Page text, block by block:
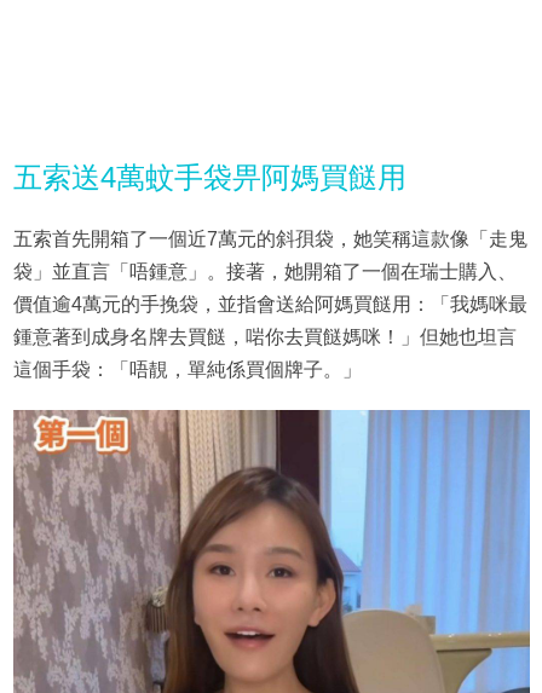
五索送4萬蚊手袋畀阿媽買餸用
五索首先開箱了一個近7萬元的斜孭袋，她笑稱這款像「走鬼
袋」並直言「唔鍾意」。接著，她開箱了一個在瑞士購入、
價值逾4萬元的手挽袋，並指會送給阿媽買餸用：「我媽咪最
鍾意著到成身名牌去買餸，啱你去買餸媽咪！」但她也坦言
這個手袋：「唔靚，單純係買個牌子。」